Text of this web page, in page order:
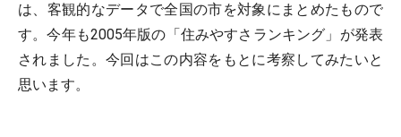
は、客観的なデータで全国の市を対象にまとめたもので
す。今年も2005年版の「住みやすさランキング」が発表
されました。今回はこの内容をもとに考察してみたいと
思います。